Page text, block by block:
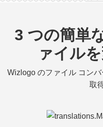
3 つの簡単
ァイル
Wizlogo のファイル コン
取